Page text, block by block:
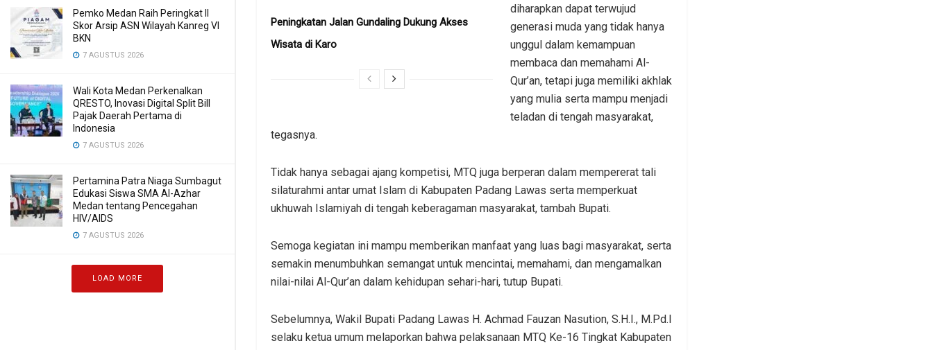
Pemko Medan Raih Peringkat II
Skor Arsip ASN Wilayah Kanreg VI
BKN
7 AGUSTUS 2026
Wali Kota Medan Perkenalkan
QRESTO, Inovasi Digital Split Bill
Pajak Daerah Pertama di
Indonesia
7 AGUSTUS 2026
Pertamina Patra Niaga Sumbagut
Edukasi Siswa SMA Al-Azhar
Medan tentang Pencegahan
HIV/AIDS
7 AGUSTUS 2026
LOAD MORE
Peningkatan Jalan Gundaling Dukung Akses
Wisata di Karo
diharapkan dapat terwujud
generasi muda yang tidak hanya
unggul dalam kemampuan
membaca dan memahami Al-
Qur’an, tetapi juga memiliki akhlak
yang mulia serta mampu menjadi
teladan di tengah masyarakat,
tegasnya.
Tidak hanya sebagai ajang kompetisi, MTQ juga berperan dalam mempererat tali
silaturahmi antar umat Islam di Kabupaten Padang Lawas serta memperkuat
ukhuwah Islamiyah di tengah keberagaman masyarakat, tambah Bupati.
Semoga kegiatan ini mampu memberikan manfaat yang luas bagi masyarakat, serta
semakin menumbuhkan semangat untuk mencintai, memahami, dan mengamalkan
nilai-nilai Al-Qur’an dalam kehidupan sehari-hari, tutup Bupati.
Sebelumnya, Wakil Bupati Padang Lawas H. Achmad Fauzan Nasution, S.H.I., M.Pd.I
selaku ketua umum melaporkan bahwa pelaksanaan MTQ Ke-16 Tingkat Kabupaten